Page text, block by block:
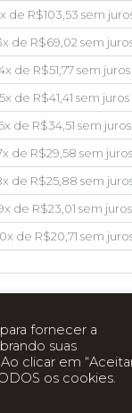
de R$103,53 sem
de R$69,02 sem
de R$51,77sem juros
5x de R$41,41 sem juros
de R$34,51 sem juros
de R$29,58 sem juros
de R$25,88 sem
de R$23,01 sem juros
de R$20,71 sem
fornecer a
suas
clicar em
os cookies.